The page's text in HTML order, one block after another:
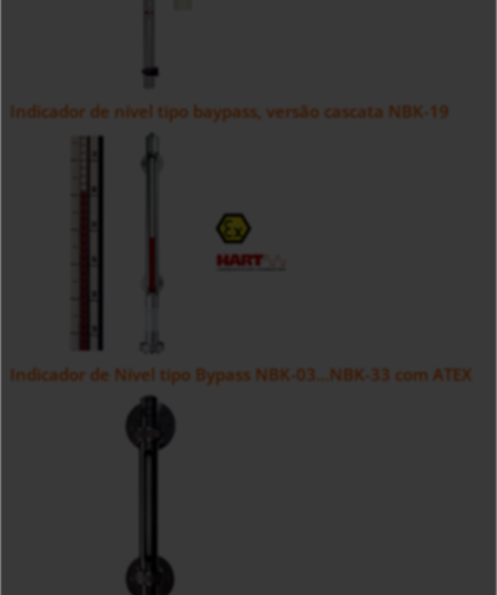
Indicador de nível tipo baypass, versão cascata NBK-19
Indicador de Nível tipo Bypass NBK-03...NBK-33 com ATEX